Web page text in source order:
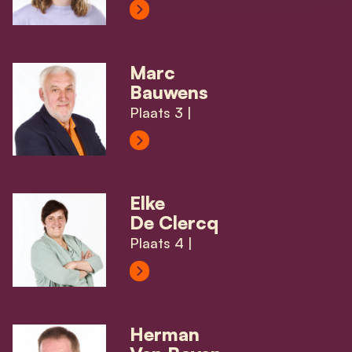
View Marie-Maxence
Marc
Bauwens
Plaats 3 |
View Marc Bauwens's profile
Elke
De Clercq
Plaats 4 |
View Elke De Clercq's profile
Herman